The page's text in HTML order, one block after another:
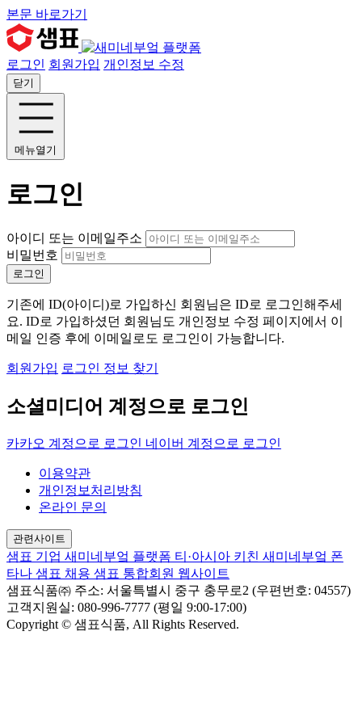
본문 바로가기
로그인 회원가입 개인정보 수정
닫기
메뉴열기
로그인
아이디 또는 이메일주소
비밀번호
로그인
기존에 ID(아이디)로 가입하신 회원님은 ID로 로그인해주세
요. ID로 가입하셨던 회원님도 개인정보 수정 페이지에서 이
메일 인증 후에 이메일로도 로그인이 가능합니다.
회원가입 로그인 정보 찾기
소셜미디어 계정으로 로그인
카카오 계정으로 로그인 네이버 계정으로 로그인
이용약관
개인정보처리방침
온라인 문의
관련사이트
샘표 기업 새미네부엌 플랫폼 티·아시아 키친 새미네부엌 폰
타나 샘표 채용 샘표 통합회원 웹사이트
샘표식품㈜ 주소: 서울특별시 중구 충무로2 (우편번호: 04557)
고객지원실: 080-996-7777 (평일 9:00-17:00)
Copyright © 샘표식품, All Rights Reserved.